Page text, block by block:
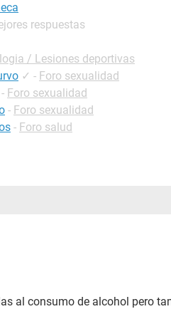
respuestas
/ Lesiones deportivas
✓ - Foro sexualidad
- Foro sexualidad
- Foro sexualidad
- Foro salud
al consumo de alcohol pero